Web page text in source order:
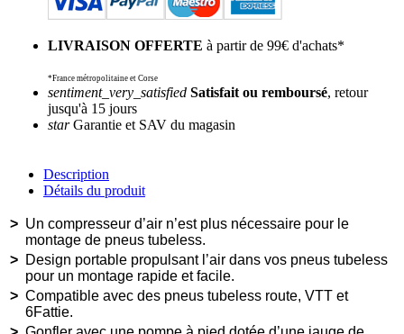
LIVRAISON OFFERTE à partir de 99€ d'achats*
*France métropolitaine et Corse
sentiment_very_satisfied Satisfait ou remboursé, retour
jusqu'à 15 jours
starGarantie et SAV du magasin
Description
Détails du produit
> Un compresseur d’air n’est plus nécessaire pour le
montage de pneus tubeless.
> Design portable propulsant l’air dans vos pneus tubeless
pour un montage rapide et facile.
> Compatible avec des pneus tubeless route, VTT et
6Fattie.